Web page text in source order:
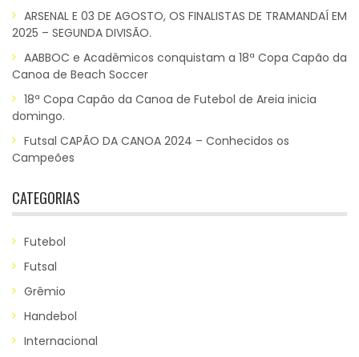
ARSENAL E 03 DE AGOSTO, OS FINALISTAS DE TRAMANDAÍ EM
2025 – SEGUNDA DIVISÃO.
AABBOC e Acadêmicos conquistam a 18ª Copa Capão da
Canoa de Beach Soccer
18ª Copa Capão da Canoa de Futebol de Areia inicia
domingo.
Futsal CAPÃO DA CANOA 2024 – Conhecidos os
Campeões
CATEGORIAS
Futebol
Futsal
Grêmio
Handebol
Internacional